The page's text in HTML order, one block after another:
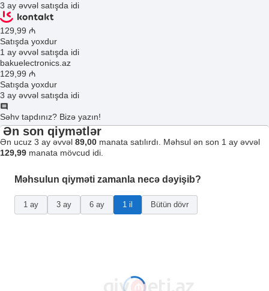
3 ay əvvəl satışda idi
129 ,99 ₼
Satışda yoxdur
1 ay əvvəl satışda idi
bakuelectronics.az
129 ,99 ₼
Satışda yoxdur
3 ay əvvəl satışda idi
Səhv tapdınız? Bizə yazın!
Ən son qiymətlər
Ən ucuz 3 ay əvvəl 89,00 manata satılırdı. Məhsul ən son 1 ay əvvəl
129,99 manata mövcud idi.
Məhsulun qiyməti zamanla necə dəyişib?
1 ay 3 ay 6 ay 1 il Bütün dövr